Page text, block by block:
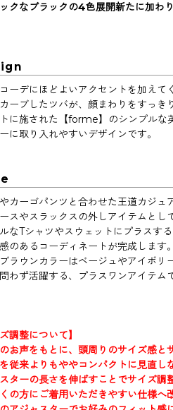
クなブラックの4色展開新たに加わ
ーデにほどよいアクセントを加えて
ーブしたツバが、顔まわりをすっき
に施された【forme】のシンプルな
に取り入れやすいデザインです。
カーゴパンツと合わせた王道カジュ
スやスラックスの外しアイテムとし
なTシャツやスウェットにプラスする
のあるコーディネートが完成します。
ラウンカラーはベージュやアイボリ
わず活躍する、プラスワンアイテム
調整について】
お声をもとに、頭周りのサイズ感と
従来よりもややコンパクトに見直し
ターの長さを伸ばすことでサイズ調
の方にご着用いただきやすい仕様